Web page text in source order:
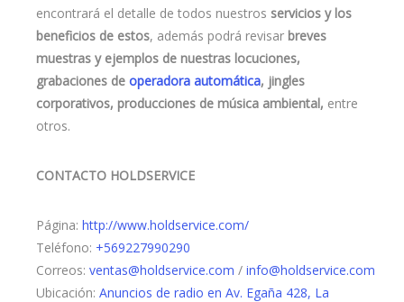
encontrará el detalle de todos nuestros servicios y los
beneficios de estos, además podrá revisar breves
muestras y ejemplos de nuestras locuciones,
grabaciones de operadora automática, jingles
corporativos, producciones de música ambiental, entre
otros.
CONTACTO HOLDSERVICE
Página: http://www.holdservice.com/
Teléfono: +569227990290
Correos: ventas@holdservice.com / info@holdservice.com
Ubicación: Anuncios de radio en Av. Egaña 428, La